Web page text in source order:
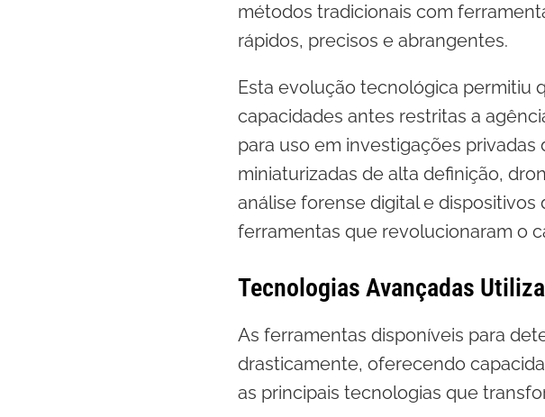
métodos tradicionais com
rápidos, precisos e abrangentes.
Esta evolução tecnológica permitiu
capacidades antes restritas a
para uso em investigações
miniaturizadas de alta definição,
análise forense digital e
ferramentas que revolucionaram o
Tecnologias Avançadas
As ferramentas disponíveis para
drasticamente, oferecendo
as principais tecnologias que